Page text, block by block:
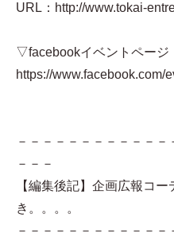
URL：http://www.tokai-
▽facebookイベントページ
https://www.facebook.com/
－－－－－－－－－－－
－－－
【編集後記】企画広報コ
き。。。。
－－－－－－－－－－－